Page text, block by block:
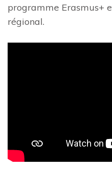
programme Erasmus+
régional.